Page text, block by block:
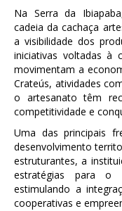
Na Serra da
cadeia da cachaça
a visibilidade dos
iniciativas voltadas à
movimentam a
Crateús, atividades
o artesanato têm
competitividade e
Uma das principais
desenvolvimento
estruturantes, a
estratégias para o
estimulando a
cooperativas e